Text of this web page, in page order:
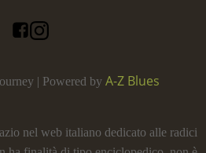
| Powered by A-Z Blues
nel web italiano dedicato alle radici